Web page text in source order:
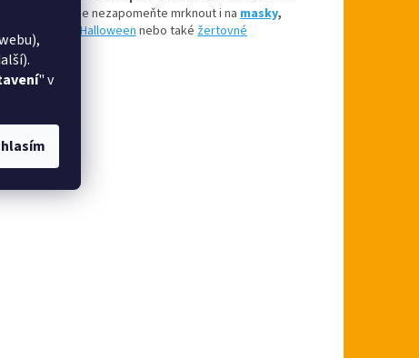
" v
inspirace se nezapomeňte mrknout i na masky,
kostýmy na Halloweennebo také žertovné